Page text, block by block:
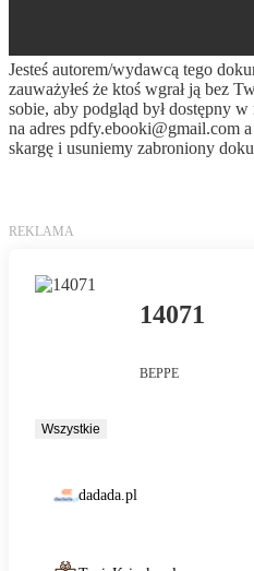
Jesteś autorem/wydawcą tego
zauważyłeś że ktoś wgrał ją bez
sobie, aby podgląd był dostępny
na adres pdfy.ebooki@gmail.com
skargę i usuniemy zabroniony